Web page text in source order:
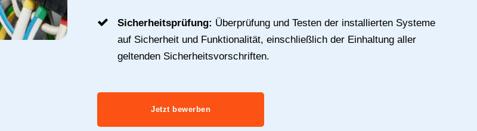
Sicherheitsprüfung: Überprüfung und Testen der installierten Systeme
auf Sicherheit und Funktionalität, einschließlich der Einhaltung aller
geltenden Sicherheitsvorschriften.
Jetzt bewerben